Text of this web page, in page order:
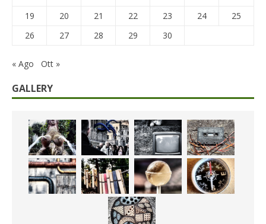
19
20 21 22 23 24
25
26
27 28 29 30
« Ago Ott »
GALLERY